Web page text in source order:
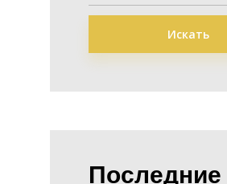
Искать
Последние